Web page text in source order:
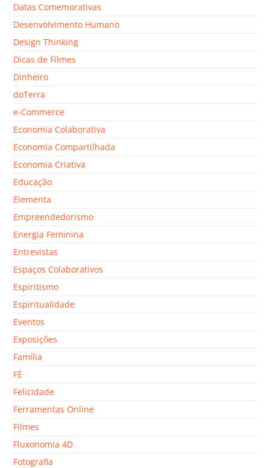
Datas Comemorativas
Desenvolvimento Humano
Design Thinking
Dicas de Filmes
Dinheiro
doTerra
e-Commerce
Economia Colaborativa
Economia Compartilhada
Economia Criativa
Educação
Elementa
Empreendedorismo
Energia Feminina
Entrevistas
Espaços Colaborativos
Espiritismo
Espiritualidade
Eventos
Exposições
Família
FÉ
Felicidade
Ferramentas Online
Filmes
Fluxonomia 4D
Fotografia